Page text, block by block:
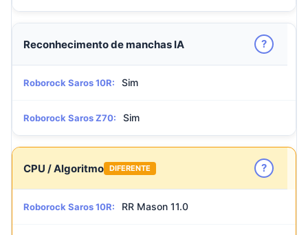
Reconhecimento de manchas IA ?
Roborock Saros 10R: Sim
Roborock Saros Z70: Sim
CPU / Algoritmo DIFERENTE ?
Roborock Saros 10R: RR Mason 11.0